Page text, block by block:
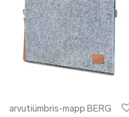
arvutiümbris-mapp BERG